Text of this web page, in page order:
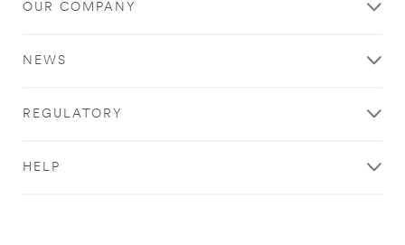
you
contacting
We
OUR COMPANY
NEWS
REGULATORY
HELP